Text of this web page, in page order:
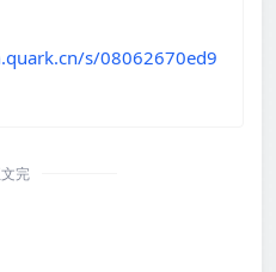
s/08062670ed9
完